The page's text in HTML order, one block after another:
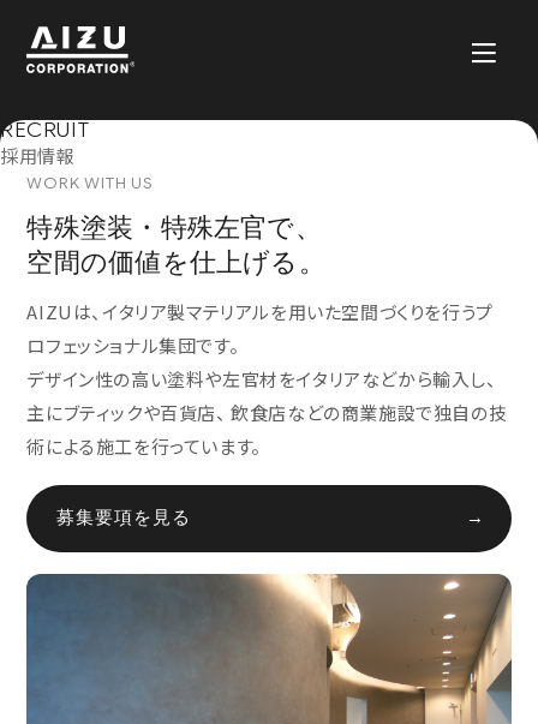
RECRUIT
採用情報
WORK WITH US
特殊塗装・特殊左官で、
空間の価値を仕上げる。
AIZUは、イタリア製マテリアルを用いた空間づくりを行うプ
ロフェッショナル集団です。
デザイン性の高い塗料や左官材をイタリアなどから輸入し、
主にブティックや百貨店、 飲食店などの商業施設で独自の技
術による施工を行っています。
募集要項を見る